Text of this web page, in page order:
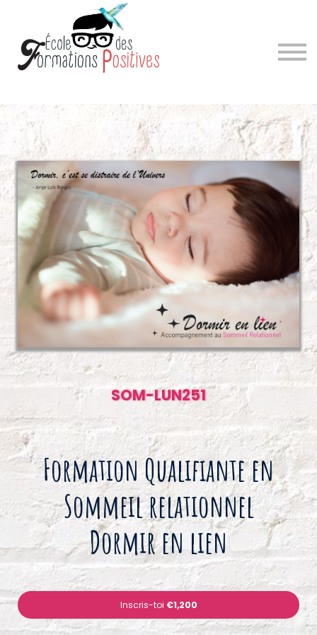
Sign up
SOM-LUN251
Formation Qualifiante en
Sommeil relationnel
Dormir en lien
Inscris-toi €1,200